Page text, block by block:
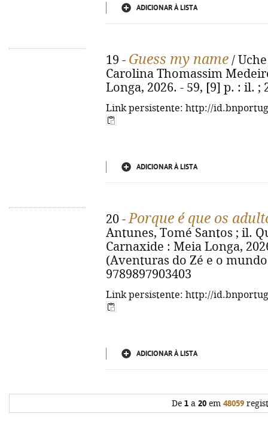
ADICIONAR À LISTA
19 - Guess my name /
Carolina Thomassim
Longa, 2026. - 59, [9] p. : il. ;
Link persistente: http://
ADICIONAR À LISTA
20 -Porque é que os
Antunes, Tomé Santos ; il.
Carnaxide : Meia Longa,
(Aventuras do Zé e o
9789897903403
Link persistente: http://
ADICIONAR À LISTA
De 1 a 20 em 48059